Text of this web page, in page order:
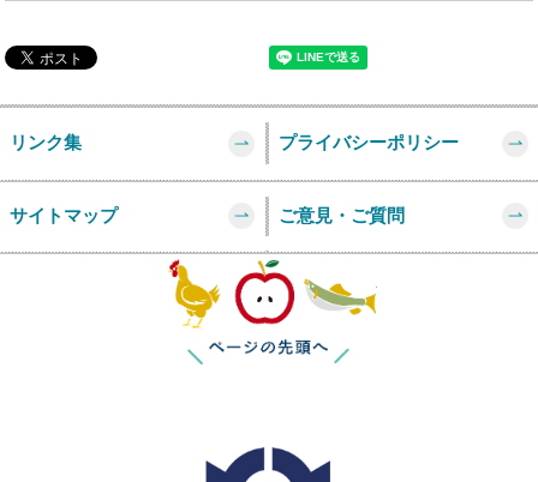
リンク集 プライバシーポリシー
サイトマップ ご意見・ご質問